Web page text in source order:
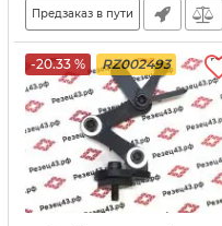
Предзаказ в пути
-20.33 % RZ002493